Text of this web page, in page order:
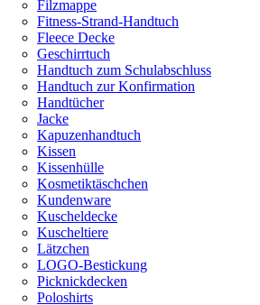
Filzmappe
Fitness-Strand-Handtuch
Fleece Decke
Geschirrtuch
Handtuch zum Schulabschluss
Handtuch zur Konfirmation
Handtücher
Jacke
Kapuzenhandtuch
Kissen
Kissenhülle
Kosmetiktäschchen
Kundenware
Kuscheldecke
Kuscheltiere
Lätzchen
LOGO-Bestickung
Picknickdecken
Poloshirts